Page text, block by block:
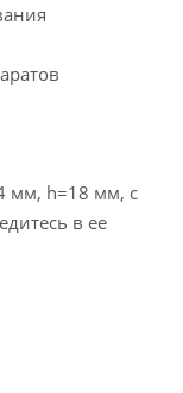
мм, h=18 мм, с
в ее